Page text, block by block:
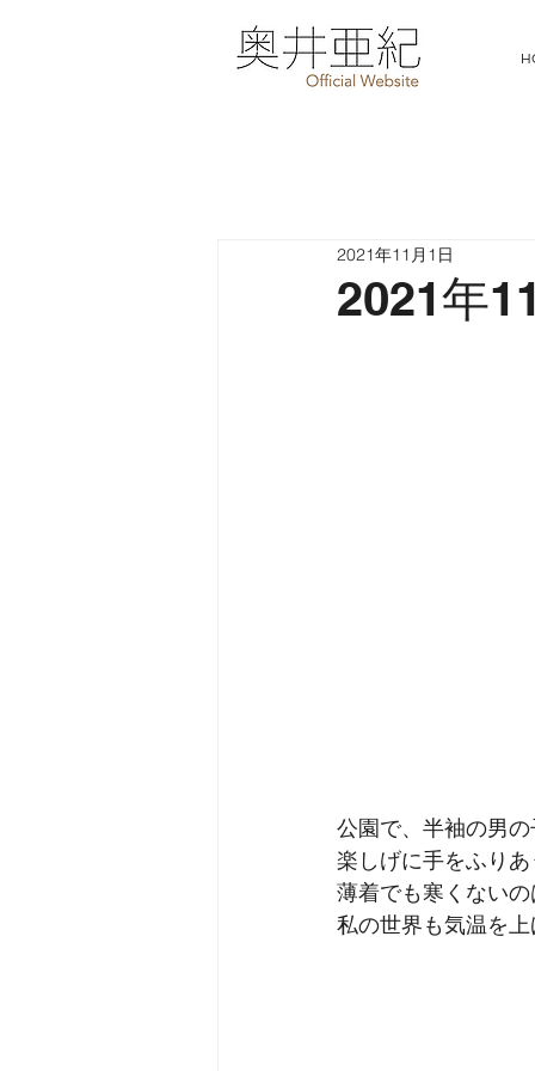
2021年
2021年11月1日
公園で、半袖の男
楽しげに手をふり
薄着でも寒くない
私の世界も気温を